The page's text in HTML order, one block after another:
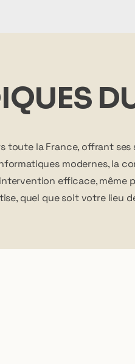
toute la France, offrant
modernes, la
efficace, même
quel que soit votre lieu